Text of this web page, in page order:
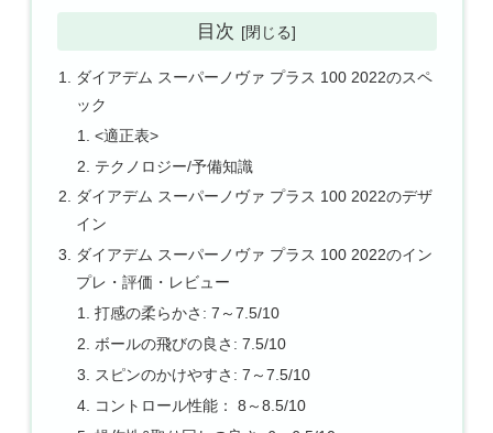
目次
ダイアデム スーパーノヴァ プラス 100 2022のスペ
ック
<適正表>
テクノロジー/予備知識
ダイアデム スーパーノヴァ プラス 100 2022のデザ
イン
ダイアデム スーパーノヴァ プラス 100 2022のイン
プレ・評価・レビュー
打感の柔らかさ: 7～7.5/10
ボールの飛びの良さ: 7.5/10
スピンのかけやすさ: 7～7.5/10
コントロール性能： 8～8.5/10